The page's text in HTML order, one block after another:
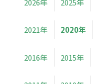
2026年 2025年
2021年 2020年
2016年 2015年